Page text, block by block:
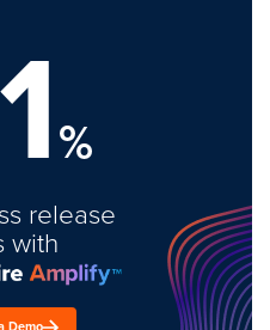
%
release
with